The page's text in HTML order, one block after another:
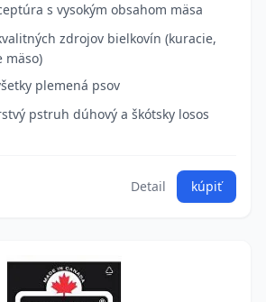
s vysokým obsahom mäsa
zdrojov bielkovín (kuracie,
mäso)
plemená psov
pstruh dúhový a škótsky losos
Detail kúpiť